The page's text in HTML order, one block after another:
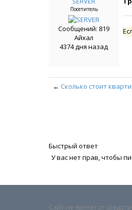
Посетитель
Сообщений: 819
Айхал
4374 дня назад
← Сколько стоит
Быстрый ответ
У вас нет прав, чтобы
Сайт не является